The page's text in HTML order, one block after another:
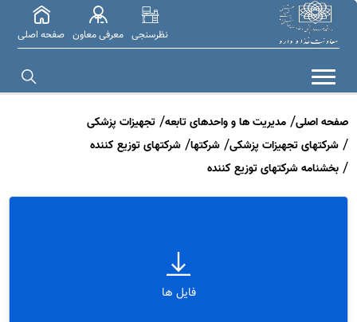
نظرسنجی معرفی معاون صفحه اصلی
صفحه اصلی مدیریت ها و واحدهای تابعه تجهیزات پزشکی
شرکتهای تجهیزات پزشکی شرکتها شرکتهای توزیع کننده
بخشنامه شرکتهای توزیع کننده
فایل ها